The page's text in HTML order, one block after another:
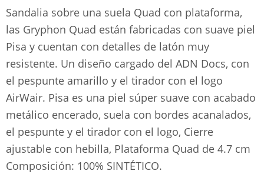
Sandalia sobre una suela Quad con plataforma,
las Gryphon Quad están fabricadas con suave piel
Pisa y cuentan con detalles de latón muy
resistente. Un diseño cargado del ADN Docs, con
el pespunte amarillo y el tirador con el logo
AirWair. Pisa es una piel súper suave con acabado
metálico encerado, suela con bordes acanalados,
el pespunte y el tirador con el logo, Cierre
ajustable con hebilla, Plataforma Quad de 4.7 cm
Composición: 100% SINTÉTICO.